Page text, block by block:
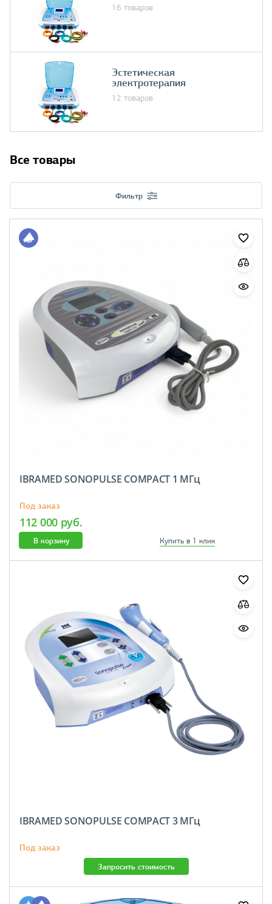
16 товаров
Эстетическая
электротерапия
12 товаров
Все товары
Фильтр
IBRAMED SONOPULSE COMPACT 1 МГц
Под заказ
112 000 руб.
В корзину Купить в 1 клик
IBRAMED SONOPULSE COMPACT 3 МГц
Под заказ
Запросить стоимость